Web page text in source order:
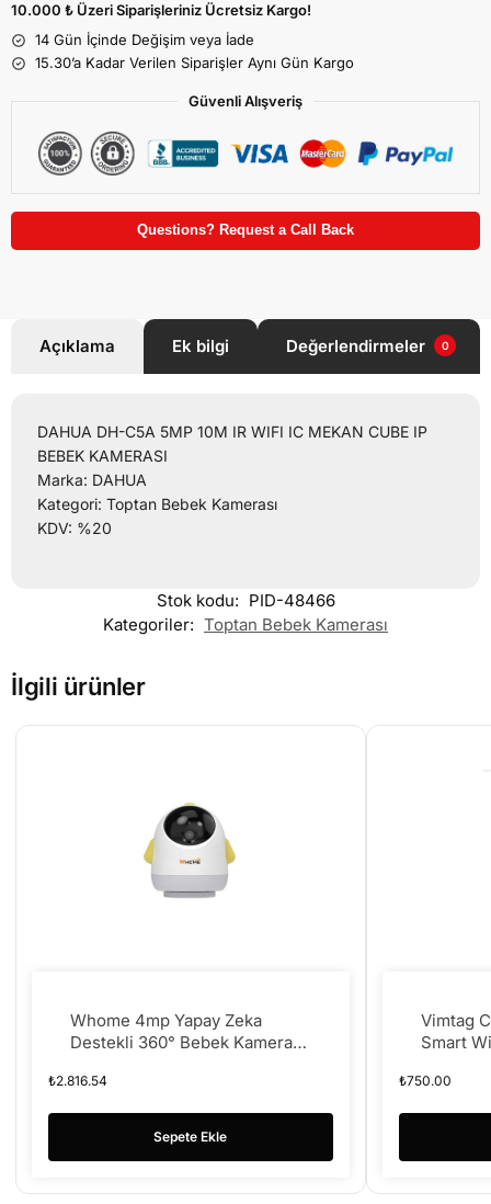
10.000 ₺ Üzeri Siparişleriniz Ücretsiz Kargo!
14 Gün İçinde Değişim veya İade
15.30’a Kadar Verilen Siparişler Aynı Gün Kargo
Güvenli Alışveriş
Questions? Request a Call Back
Açıklama Ek bilgi Değerlendirmeler 0
DAHUA DH-C5A 5MP 10M IR WIFI IC MEKAN CUBE IP
BEBEK KAMERASI
Marka: DAHUA
Kategori: Toptan Bebek Kamerası
KDV: %20
Stok kodu: PID-48466
Kategoriler: Toptan Bebek Kamerası
İlgili ürünler
Whome 4mp Yapay Zeka
Destekli 360° Bebek Kamerası
Söyleyen,uyku Raporu)
₺2.816.54
Sepete Ekle
Vimtag
Smart
₺750.00